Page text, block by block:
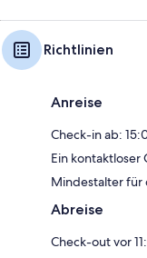
Richtlinien
Anreise
Check-in ab:
Ein kontaktloser
Mindestalter für
Abreise
Check-out vor